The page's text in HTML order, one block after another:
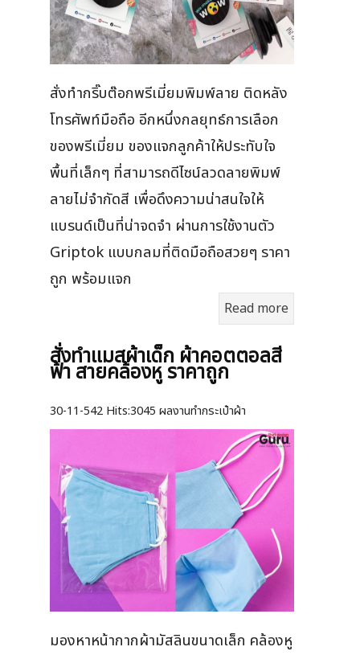
สั่งทำกริ๊บต๊อกพรีเมี่ยมพิมพ์ลาย ติดหลัง
โทรศัพท์มือถือ อีกหนึ่งกลยุทธ์การเลือก
ของพรีเมี่ยม ของแจกลูกค้าให้ประทับใจ
พื้นที่เล็กๆ ที่สามารถดีไซน์ลวดลายพิมพ์
ลายไม่จำกัดสี เพื่อดึงความน่าสนใจให้
แบรนด์เป็นที่น่าจดจำ ผ่านการใช้งานตัว
Griptok แบบกลมที่ติดมือถือสวยๆ ราคา
ถูก พร้อมแจก
Read more
สั่งทำแมสผ้าเด็ก ผ้าคอตตอลสี
ฟ้า สายคล้องหู ราคาถูก
30-11-542 Hits:3045 ผลงานทำกระเป๋าผ้า
มองหาหน้ากากผ้ามัสลินขนาดเล็ก คล้องหู